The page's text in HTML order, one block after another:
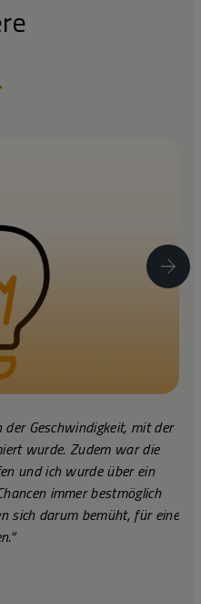
Geschwindigkeit, mit der
wurde. Zudem war die
und ich wurde über ein
immer bestmöglich
sich darum bemüht, für eine